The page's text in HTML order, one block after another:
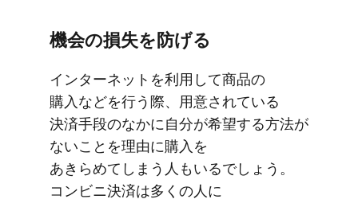
機会の​損失を​防げる
インターネットを​利用して​商品の​
購入などを​行う際、​用意されている​
決済手段の​なかに​自分が​希望する​方​法が​
ない​ことを​理由に​購入を​
あきらめてしまう​人も​いるでしょう。​
コンビニ決済は​多くの​人に​